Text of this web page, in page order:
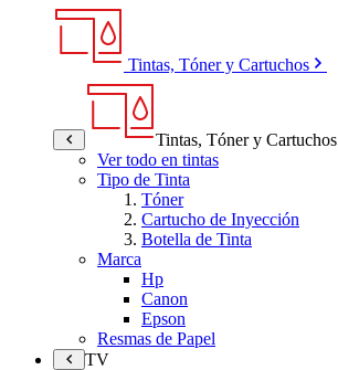
Tintas, Tóner y Cartuchos
Tintas, Tóner y Cartuchos
Ver todo en tintas
Tipo de Tinta
Tóner
Cartucho de Inyección
Botella de Tinta
Marca
Hp
Canon
Epson
Resmas de Papel
TV